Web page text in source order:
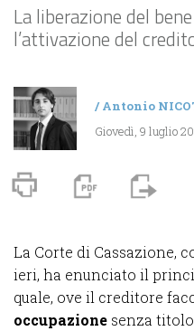
La liberazione del
l’attivazione del
/Antonio
Giovedì, 9 luglio
La Corte di Cassazione,
ieri, ha enunciato il
quale, ove il creditore
occupazione senza